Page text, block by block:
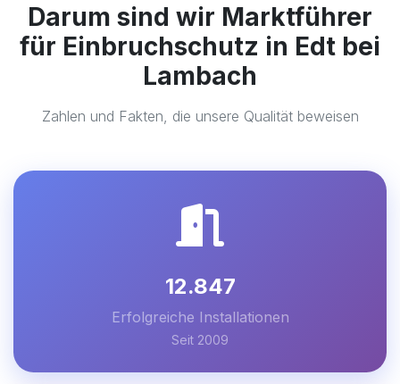
Darum sind wir Marktführer
für Einbruchschutz in Edt bei
Lambach
Zahlen und Fakten, die unsere Qualität beweisen
12.847
Erfolgreiche Installationen
Seit 2009